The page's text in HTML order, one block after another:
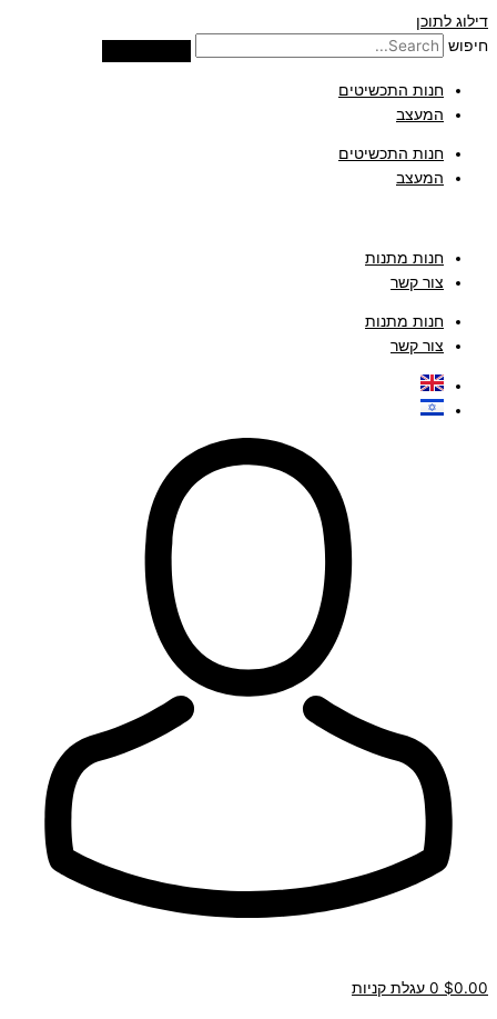
דילוג לתוכן
חיפוש
חנות התכשיטים
המעצב
חנות התכשיטים
המעצב
חנות מתנות
צור קשר
חנות מתנות
צור קשר
$0.00
0 עגלת קניות